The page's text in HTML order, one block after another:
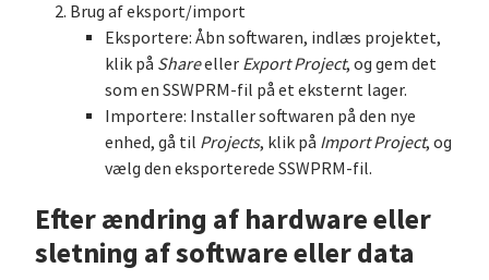
Brug af eksport/import
Eksportere: Åbn softwaren, indlæs projektet,
klik på Shareeller Export Project, og gem det
som en SSWPRM-fil på et eksternt lager.
Importere: Installer softwaren på den nye
enhed, gå til Projects, klik på Import Project, og
vælg den eksporterede SSWPRM-fil.
Efter ændring af hardware eller
sletning af software eller data